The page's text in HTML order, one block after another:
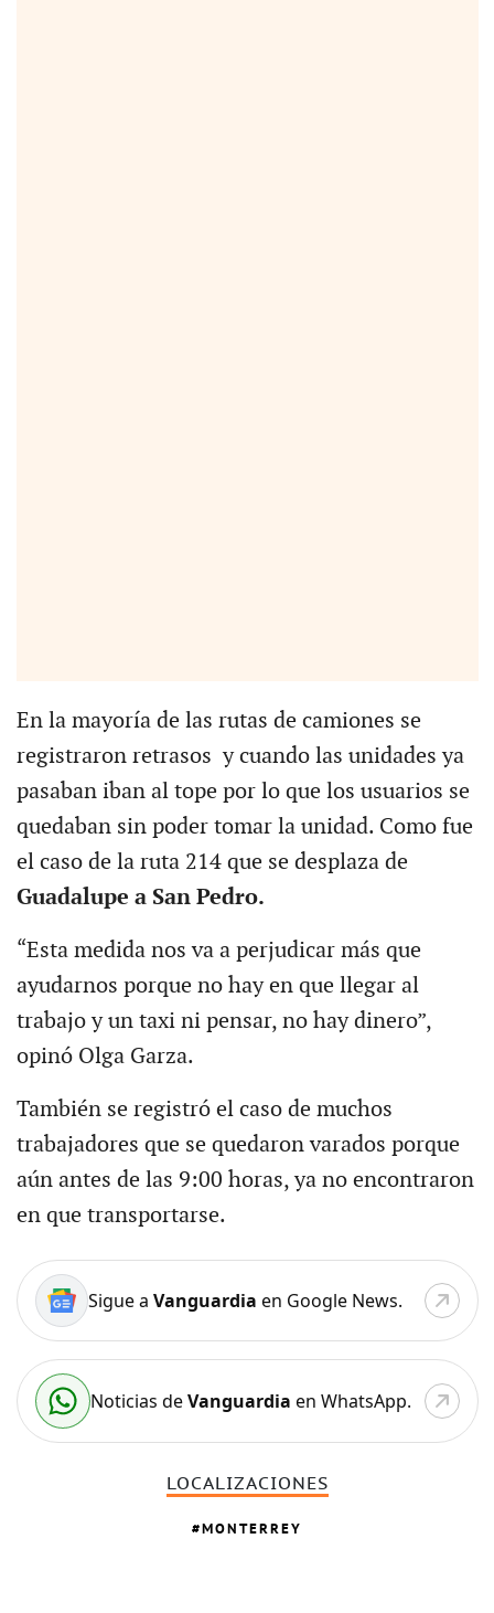
En la mayoría de las rutas de camiones se
registraron retrasos y cuando las unidades ya
pasaban iban al tope por lo que los usuarios se
quedaban sin poder tomar la unidad. Como fue
el caso de la ruta 214 que se desplaza de
Guadalupe a San Pedro.
“Esta medida nos va a perjudicar más que
ayudarnos porque no hay en que llegar al
trabajo y un taxi ni pensar, no hay dinero”,
opinó Olga Garza.
También se registró el caso de muchos
trabajadores que se quedaron varados porque
aún antes de las 9:00 horas, ya no encontraron
en que transportarse.
Sigue a Vanguardia en Google News.
Noticias deVanguardia en WhatsApp.
LOCALIZACIONES
MONTERREY